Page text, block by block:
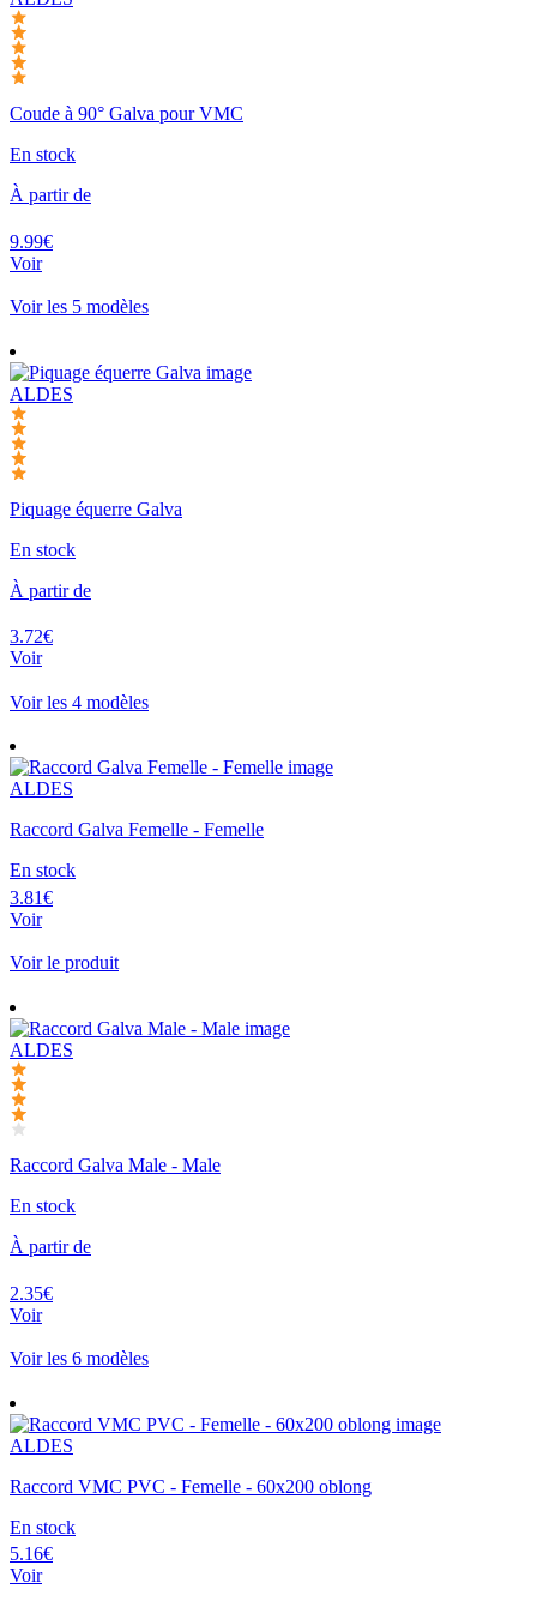
Coude à 90° Galva pour VMC
En stock
À partir de
9.99€
Voir
Voir les 5 modèles
ALDES
Piquage équerre Galva
En stock
À partir de
3.72€
Voir
Voir les 4 modèles
ALDES
Raccord Galva Femelle - Femelle
En stock
3.81€
Voir
Voir le produit
ALDES
Raccord Galva Male - Male
En stock
À partir de
2.35€
Voir
Voir les 6 modèles
ALDES
Raccord VMC PVC - Femelle - 60x200 oblong
En stock
5.16€
Voir